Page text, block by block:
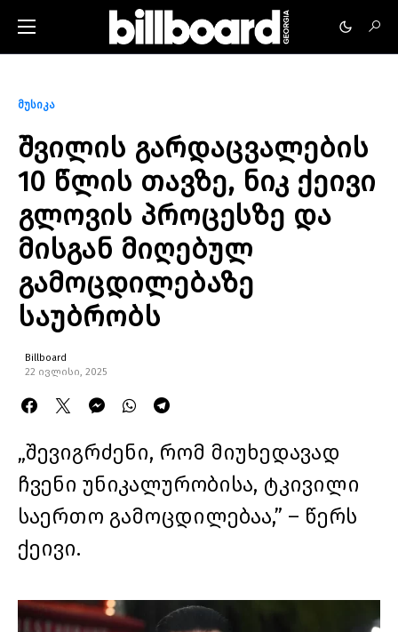
მუსიკა
შვილის გარდაცვალების
10 წლის თავზე, ნიკ ქეივი
გლოვის პროცესზე და
მისგან მიღებულ
გამოცდილებაზე
საუბრობს
Billboard
22 ივლისი, 2025
„შევიგრძენი, რომ მიუხედავად
ჩვენი უნიკალურობისა, ტკივილი
საერთო გამოცდილებაა,” – წერს
ქეივი.